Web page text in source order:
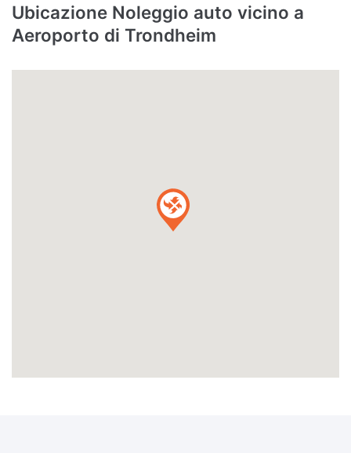
Ubicazione Noleggio auto vicino a
Aeroporto di Trondheim